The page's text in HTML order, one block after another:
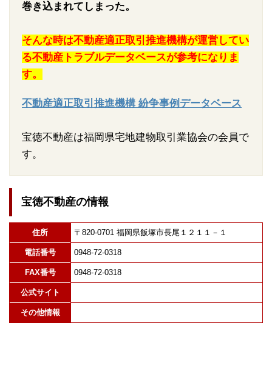
巻き込まれてしまった。
そんな時は不動産適正取引推進機構が運営してい
る不動産トラブルデータベースが参考になりま
す。
不動産適正取引推進機構 紛争事例データベース
宝徳不動産は福岡県宅地建物取引業協会の会員で
す。
宝徳不動産の情報
住所 〒820-0701 福岡県飯塚市長尾１２１１－１
電話番号 0948-72-0318
FAX番号 0948-72-0318
公式サイト
その他情報